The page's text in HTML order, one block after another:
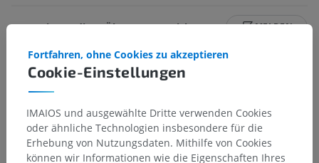
Stimmt diese Übersetzung nicht ganz? MELDEN
Galerie
Cookie-Einstellungen
Fortfahren, ohne Cookies zu akzeptieren
IMAIOS und ausgewählte Dritte verwenden Cookies
oder ähnliche Technologien insbesondere für die
Erhebung von Nutzungsdaten. Mithilfe von Cookies
können wir Informationen wie die Eigenschaften Ihres